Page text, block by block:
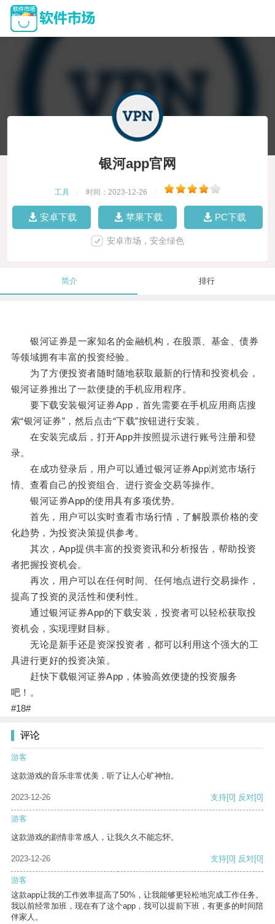
银河app官网
工具 时间：2023-12-26
安卓下载 苹果下载 PC下载
安卓市场，安全绿色
简介 排行
银河证券是一家知名的金融机构，在股票、基金、债券
等领域拥有丰富的投资经验。
为了方便投资者随时随地获取最新的行情和投资机会，
银河证券推出了一款便捷的手机应用程序。
要下载安装银河证券App，首先需要在手机应用商店搜
索“银河证券”，然后点击“下载”按钮进行安装。
在安装完成后，打开App并按照提示进行账号注册和登
录。
在成功登录后，用户可以通过银河证券App浏览市场行
情、查看自己的投资组合、进行资金交易等操作。
银河证券App的使用具有多项优势。
首先，用户可以实时查看市场行情，了解股票价格的变
化趋势，为投资决策提供参考。
其次，App提供丰富的投资资讯和分析报告，帮助投资
者把握投资机会。
再次，用户可以在任何时间、任何地点进行交易操作，
提高了投资的灵活性和便利性。
通过银河证券App的下载安装，投资者可以轻松获取投
资机会，实现理财目标。
无论是新手还是资深投资者，都可以利用这个强大的工
具进行更好的投资决策。
赶快下载银河证券App，体验高效便捷的投资服务
吧！。
#18#
评论
游客
这款游戏的音乐非常优美，听了让人心旷神怡。
2023-12-26 支持[0] 反对[0]
游客
这款游戏的剧情非常感人，让我久久不能忘怀。
2023-12-26 支持[0] 反对[0]
游客
这款app让我的工作效率提高了50%，让我能够更轻松地完成工作任务。
我以前经常加班，现在有了这个app，我可以提前下班，有更多的时间陪
伴家人。